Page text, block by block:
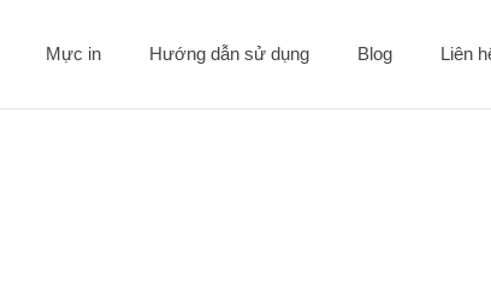
Mực in Hướng dẫn sử dụng Blog Liên